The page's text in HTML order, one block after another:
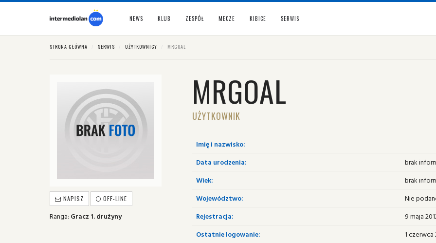
NEWS KLUB ZESPÓŁ MECZE KIBICE SERWIS
STRONA GŁÓWNA SERWIS UŻYTKOWNICY MRGOAL
NAPISZ OFF-LINE
Ranga: Gracz 1. drużyny
MRGOAL
UŻYTKOWNIK
Imię i nazwisko:
Data urodzenia:
brak
Wiek:
brak
Województwo:
Nie
Rejestracja:
9 maja
Ostatnie logowanie:
1 czerwca